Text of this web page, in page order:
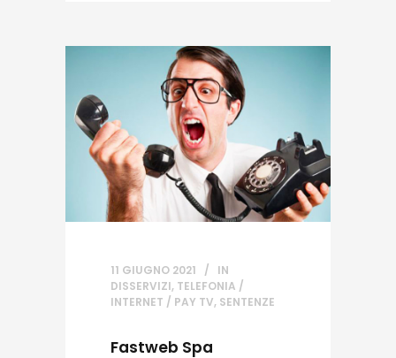
11 GIUGNO 2021
IN
DISSERVIZI, TELEFONIA /
INTERNET / PAY TV, SENTENZE
Fastweb Spa